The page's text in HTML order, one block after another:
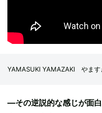
YAMASUKI YAMAZAKI やます
—その逆説的な感じが面